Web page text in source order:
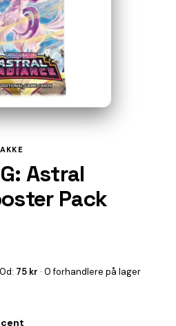
Astral
Pack
75 kr · 0 forhandlere på lager